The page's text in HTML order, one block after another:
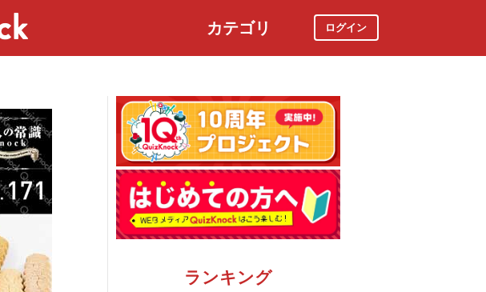
カテゴリ ログイン
ランキング